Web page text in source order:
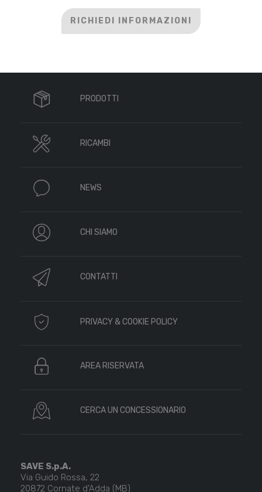
RICHIEDI INFORMAZIONI
PRODOTTI
RICAMBI
NEWS
CHI SIAMO
CONTATTI
PRIVACY & COOKIE POLICY
AREA RISERVATA
CERCA UN CONCESSIONARIO
SAVE S.p.A.
Via Guido Rossa, 22
20872 Cornate d’Adda (MB)